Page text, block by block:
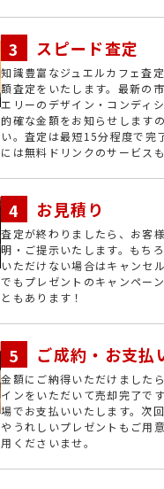
スピード査定
知識豊富なジュエルカフェ査
額査定をいたします。最新の
エリーのデザイン・コンディ
的確な金額をお知らせします
い。査定は最短15分程度で完
には無料ドリンクのサービスも
お見積り
査定が終わりましたら、お客
明・ご提示いたします。もち
いただけない場合はキャンセ
でもプレゼントのキャンペー
ともあります！
ご成約・お支払
金額にご納得いただけました
インをいただいて売却完了で
場でお支払いいたします。次
やうれしいプレゼントもご用
用くださいませ。